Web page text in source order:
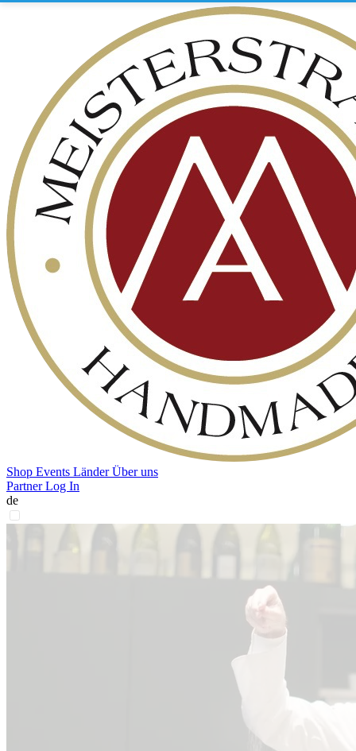
Shop Events LänderÜber uns
Partner Log In
de